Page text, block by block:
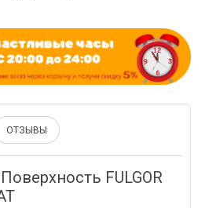
ОТЗЫВЫ
FULGOR